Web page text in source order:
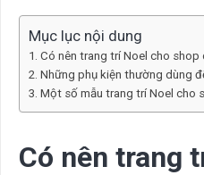
Mục lục nội dung
Có nên trang trí Noel cho shop
Những phụ kiện thường dùng
Một số mẫu trang trí Noel cho
Có nên trang